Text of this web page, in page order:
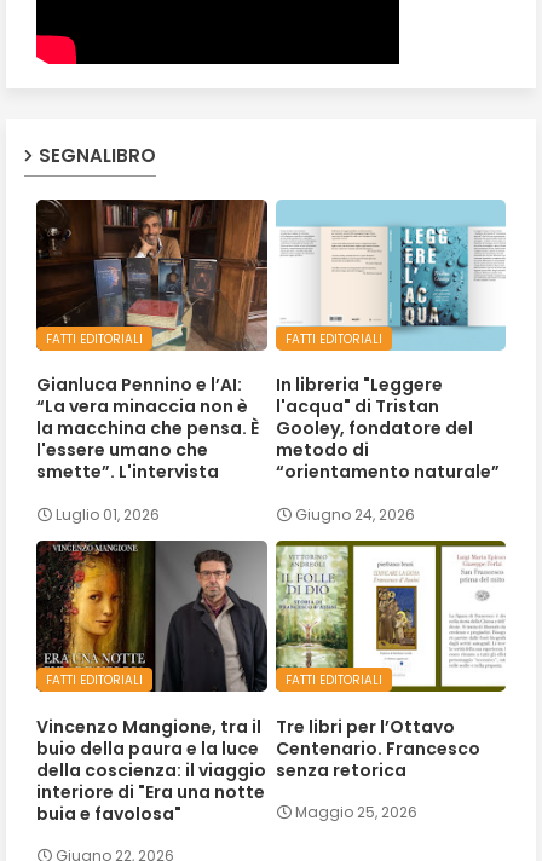
SEGNALIBRO
FATTI EDITORIALI
Gianluca Pennino e l’AI:
“La vera minaccia non è
la macchina che pensa. È
l'essere umano che
smette”. L'intervista
Luglio 01, 2026
FATTI EDITORIALI
In libreria "Leggere
l'acqua" di Tristan
Gooley, fondatore del
metodo di
“orientamento naturale”
Giugno 24, 2026
FATTI EDITORIALI
Vincenzo Mangione, tra il
buio della paura e la luce
della coscienza: il viaggio
interiore di "Era una notte
buia e favolosa"
Giugno 22, 2026
FATTI EDITORIALI
Tre libri per l’Ottavo
Centenario. Francesco
senza retorica
Maggio 25, 2026